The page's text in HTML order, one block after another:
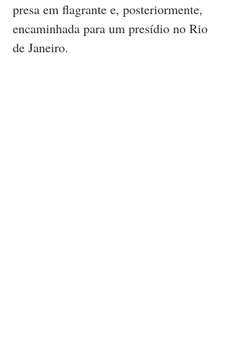
presa em flagrante e, posteriormente,
encaminhada para um presídio no Rio
de Janeiro.